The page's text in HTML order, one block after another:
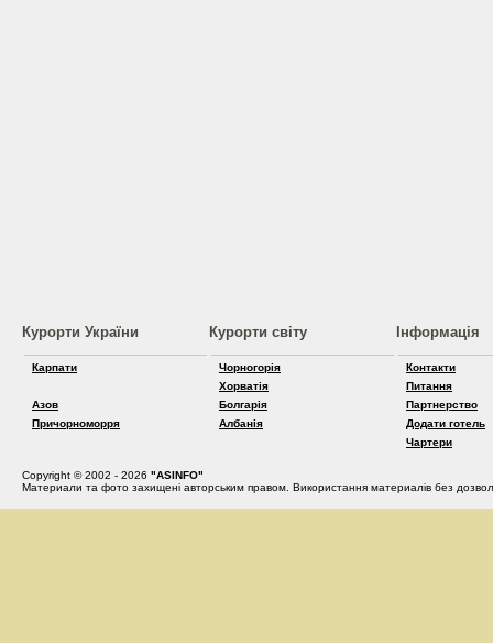
Курорти України
Карпати
Азов
Причорноморря
Курорти світу
Чорногорія
Хорватія
Болгарія
Албанія
Інформація
Контакти
Питання
Партнерство
Додати готель
Чартери
Copyright © 2002 - 2026 "ASINFO"
Материали та фото захищені авторським правом. Використання материалів без